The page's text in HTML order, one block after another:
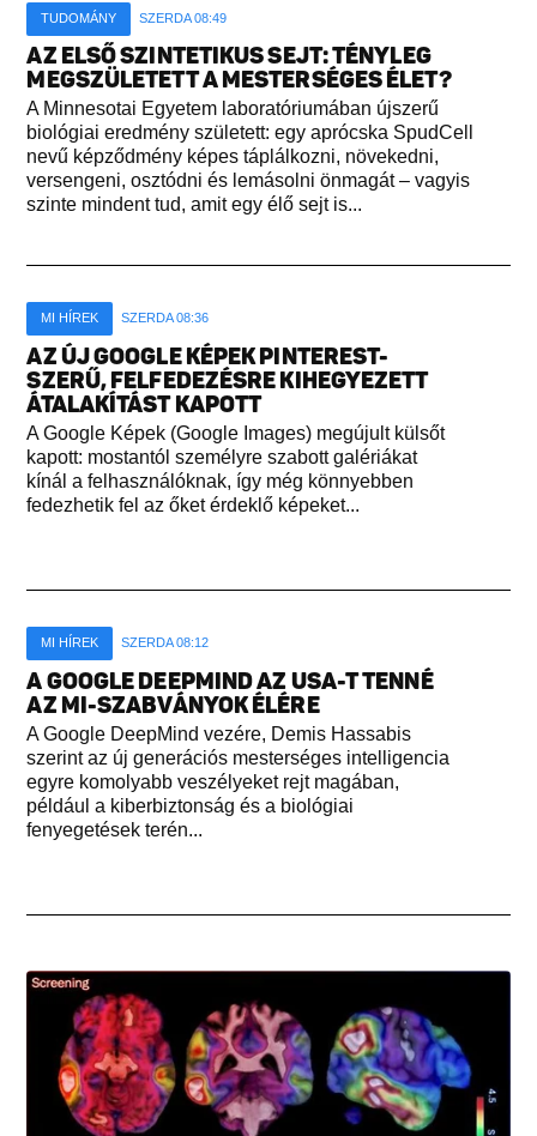
TUDOMÁNY SZERDA 08:49
AZ ELSŐ SZINTETIKUS SEJT: TÉNYLEG
MEGSZÜLETETT A MESTERSÉGES ÉLET?
A Minnesotai Egyetem laboratóriumában újszerű
biológiai eredmény született: egy aprócska SpudCell
nevű képződmény képes táplálkozni, növekedni,
versengeni, osztódni és lemásolni önmagát – vagyis
szinte mindent tud, amit egy élő sejt is...
MI HÍREK SZERDA 08:36
AZ ÚJ GOOGLE KÉPEK PINTEREST-
SZERŰ, FELFEDEZÉSRE KIHEGYEZETT
ÁTALAKÍTÁST KAPOTT
A Google Képek (Google Images) megújult külsőt
kapott: mostantól személyre szabott galériákat
kínál a felhasználóknak, így még könnyebben
fedezhetik fel az őket érdeklő képeket...
MI HÍREK SZERDA 08:12
A GOOGLE DEEPMIND AZ USA-T TENNÉ
AZ MI-SZABVÁNYOK ÉLÉRE
A Google DeepMind vezére, Demis Hassabis
szerint az új generációs mesterséges intelligencia
egyre komolyabb veszélyeket rejt magában,
például a kiberbiztonság és a biológiai
fenyegetések terén...